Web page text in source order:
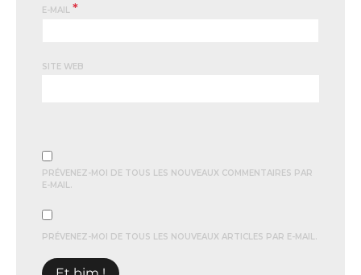
E-MAIL *
SITE WEB
PRÉVENEZ-MOI DE TOUS LES NOUVEAUX COMMENTAIRES PAR
E-MAIL.
PRÉVENEZ-MOI DE TOUS LES NOUVEAUX ARTICLES PAR E-MAIL.